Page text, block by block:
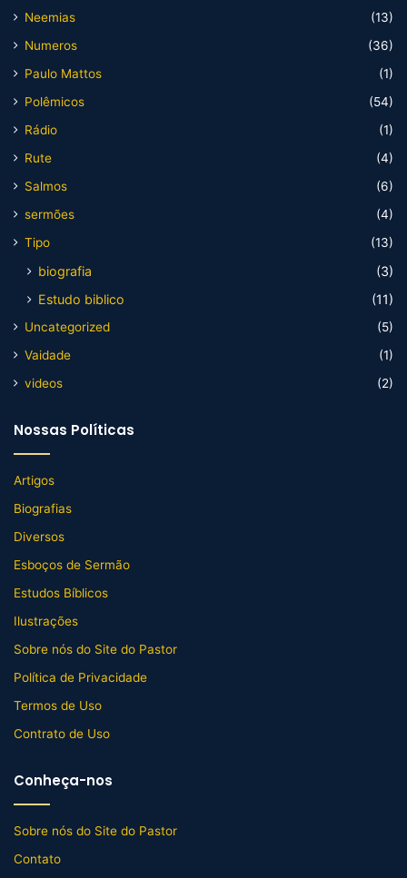
Neemias
(13)
Numeros
(36)
Paulo Mattos
(1)
Polêmicos
(54)
Rádio
(1)
Rute
(4)
Salmos
(6)
sermões
(4)
Tipo
(13)
biografia
(3)
Estudo biblico
(11)
Uncategorized
(5)
Vaidade
(1)
videos
(2)
Nossas Políticas
Artigos
Biografias
Diversos
Esboços de Sermão
Estudos Bíblicos
Ilustrações
Sobre nós do Site do Pastor
Política de Privacidade
Termos de Uso
Contrato de Uso
Conheça-nos
Sobre nós do Site do Pastor
Contato